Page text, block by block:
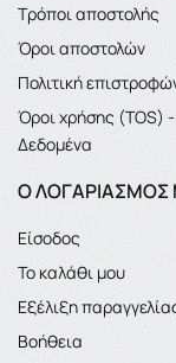
Τρόποι αποστολής
Όροι αποστολών
Πολιτική
Όροι χρήσης (TOS)
Δεδομένα
Ο ΛΟΓΑΡΙΑΣΜΌΣ
Είσοδος
Το καλάθι μου
Εξέλιξη
Βοήθεια